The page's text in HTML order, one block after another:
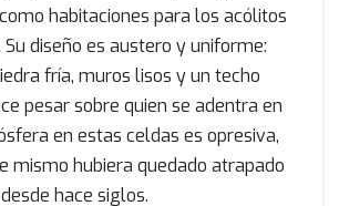
habitaciones para los acólitos
diseño es austero y uniforme:
fría, muros lisos y un techo
pesar sobre quien se adentra en
en estas celdas es opresiva,
mismo hubiera quedado atrapado
hace siglos.